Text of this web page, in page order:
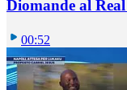
Diomande al
00:52